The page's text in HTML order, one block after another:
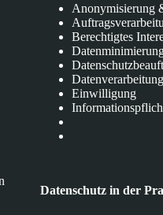
Anonymisierung
Berechtigtes
Datenverarbeitung
Einwilligung
Datenschutz in der